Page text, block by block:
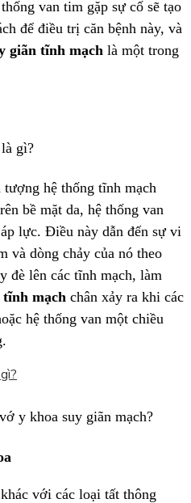
van tim gặp sự cố sẽ tạo
để điều trị căn bệnh này, và
giãn tĩnh mạch là một trong
gì?
tượng hệ thống tĩnh mạch
bề mặt da, hệ thống van
lực. Điều này dẫn đến sự vi
và dòng chảy của nó theo
đè lên các tĩnh mạch, làm
tĩnh mạch chân xảy ra khi các
hệ thống van một chiều
y khoa suy giãn mạch?
với các loại tất thông